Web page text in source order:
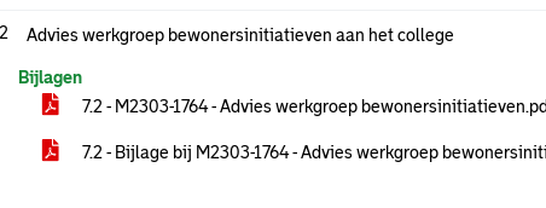
Advies werkgroep bewonersinitiatieven aan het college
Bijlagen
7.2 - M2303-1764 - Advies werkgroep
7.2 - Bijlage bij M2303-1764 - Advies werkgroep